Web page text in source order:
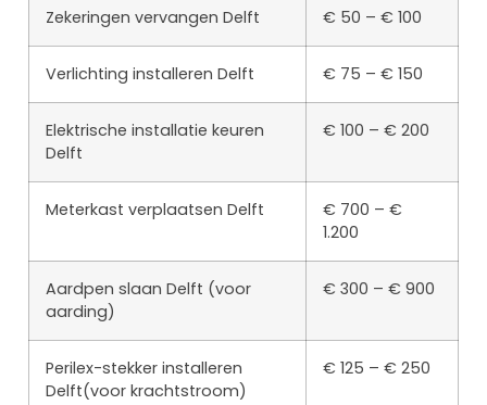
Zekeringen vervangen Delft € 50 – € 100
Verlichting installeren Delft € 75 – € 150
Elektrische installatie keuren
Delft
€ 100 – € 200
Meterkast verplaatsen Delft
€ 700 – €
1.200
Aardpen slaan Delft (voor
aarding)
€ 300 – € 900
Perilex-stekker installeren
Delft(voor krachtstroom)
€ 125 – € 250